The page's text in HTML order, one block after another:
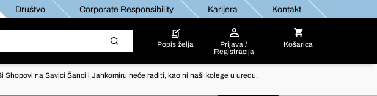
Društvo Corporate Responsibility Karijera Kontakt
Popis želja
Prijava /
Registracija
Košarica
Shopovi na Savici Šanci i Jankomiru neće raditi, kao ni naši kolege u uredu.